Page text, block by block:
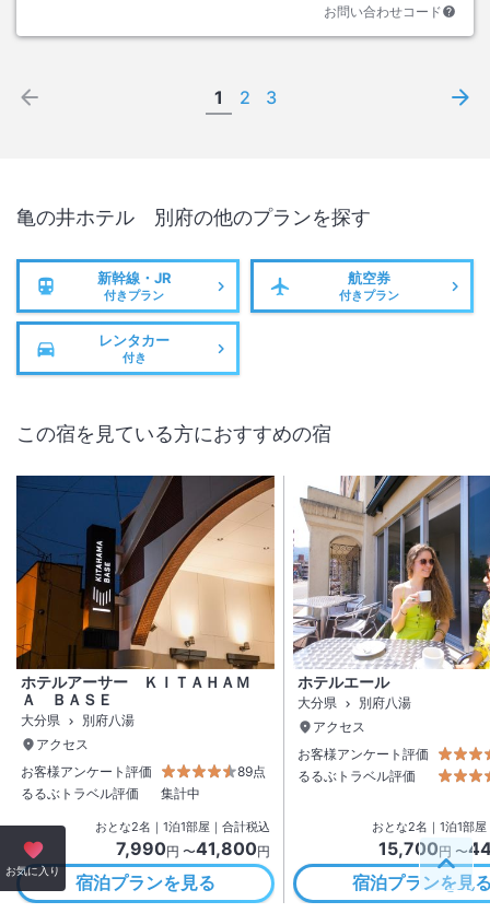
お問い合わせコード
1 2 3
亀の井ホテル 別府の他のプランを探す
新幹線・JR
付きプラン
航空券
付きプラン
レンタカー
付き
この宿を見ている方におすすめの宿
ホテルアーサー ＫＩＴＡＨＡＭ
Ａ ＢＡＳＥ
大分県
別府八湯
アクセス
お客様アンケート評価
89点
るるぶトラベル評価
集計中
おとな2名 ｜ 1泊1部屋｜合計税込
7,990円 〜41,800円
宿泊プランを見る
ホテルエール
大分県
別府八湯
アクセス
お客様アンケート評価
るるぶトラベル評価
おとな2名 ｜ 1泊1部屋
15,700円 〜
宿泊プランを見
お気に入り ペー